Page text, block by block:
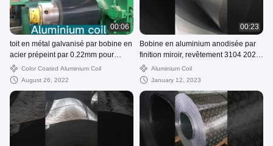
00:06
toit en métal galvanisé par bobine en
acier prépeint par 0.22mm pour
l'architecture
Color Coated Aluminium Coil
August 26, 2022
00:23
Bobine en aluminium anodisée par
finition miroir, revêtement 3104 2024
1050 1060 1070 1100
Aluminium Coil
January 12, 2023